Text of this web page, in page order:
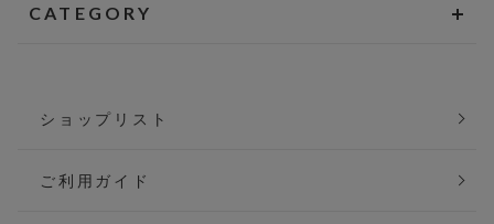
CATEGORY
ショップリスト
ご利用ガイド